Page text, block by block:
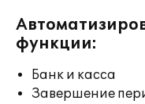
функции:
Банк и касса
Завершение